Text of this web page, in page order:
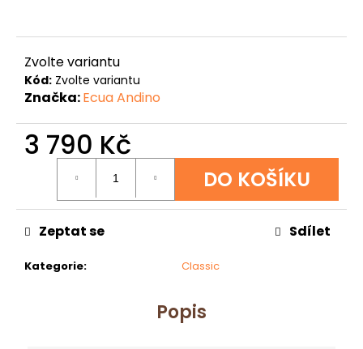
Zvolte variantu
Kód: Zvolte variantu
Značka:Ecua Andino
3 790 Kč
DO KOŠÍKU
Kategorie: Classic
Zeptat se Sdílet
Popis
m
e
JAPONISM
CLASSIC
WHITE